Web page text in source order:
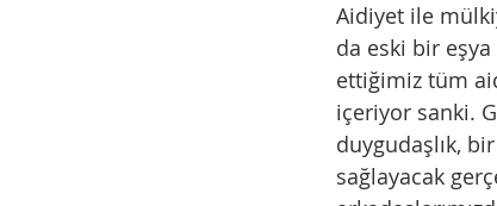
Aidiyet ile
da eski bir
ettiğimiz tüm
içeriyor sanki.
duygudaşlık,
sağlayacak